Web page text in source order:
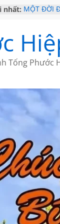
nhất: MỘT ĐỜI
CHÙM
GIÃ TỪ ĐÀ
HỌC SỬ
Tống Phước